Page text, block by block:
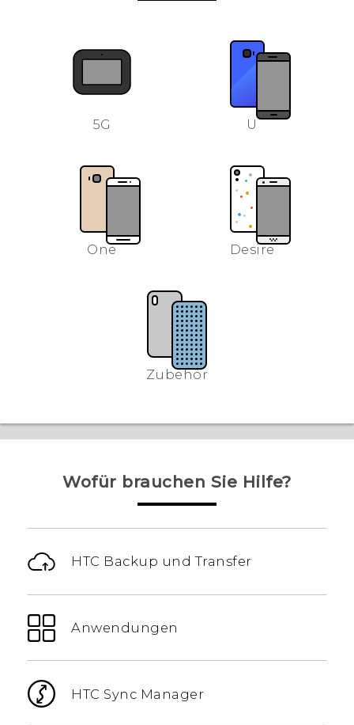
5G U
One Desire
Zubehör
Wofür brauchen Sie Hilfe?
HTC Backup und Transfer
Anwendungen
HTC Sync Manager